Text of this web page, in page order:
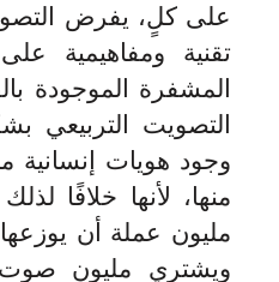
على كلٍ، يفرض
تقنية ومفاهيمية
المشفرة الموجودة
التصويت التربيعي
وجود هويات إنسانية
منها، لأنها خلافًا
مليون عملة أن
ويشتري مليون صوت.